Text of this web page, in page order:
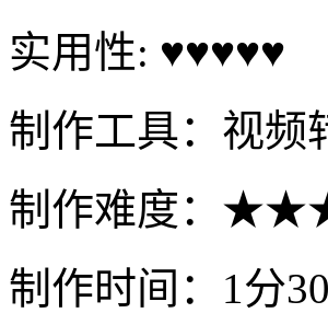
实用性: ♥♥♥♥♥
制作工具：视频
制作难度：
制作时间：1分